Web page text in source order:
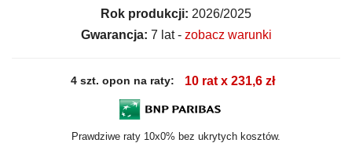
Rok produkcji: 2026/2025
Gwarancja: 7 lat - zobacz warunki
4 szt. opon na raty: 10 rat x 231,6 zł
Prawdziwe raty 10x0% bez ukrytych kosztów.